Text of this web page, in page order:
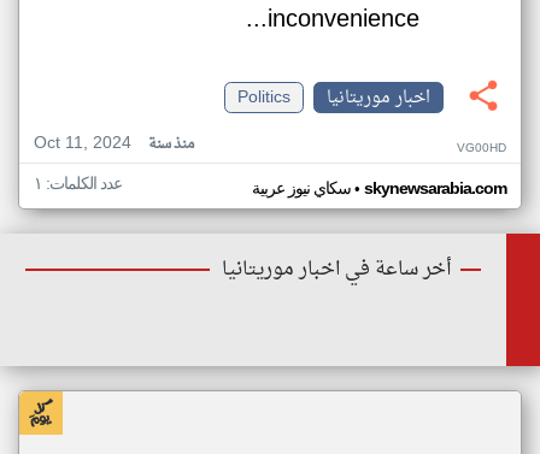
inconvenience...
اخبار موريتانيا
Politics
Oct 11, 2024
منذ سنة VG00HD
سكاي نيوز عربية• skynewsarabia.com عدد الكلمات: ١
أخر ساعة في اخبار موريتانيا